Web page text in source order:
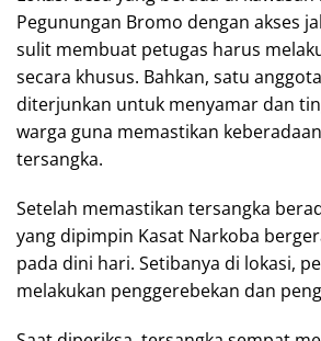
Pegunungan Bromo dengan akses
sulit membuat petugas harus
secara khusus. Bahkan, satu
diterjunkan untuk menyamar dan
warga guna memastikan
tersangka.
Setelah memastikan tersangka
yang dipimpin Kasat Narkoba
pada dini hari. Setibanya di lokasi,
melakukan penggerebekan dan